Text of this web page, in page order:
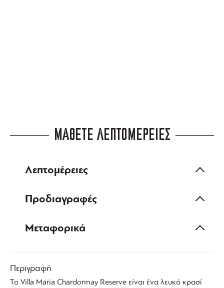
ΜΑΘΕΤΕ ΛΕΠΤΟΜΕΡΕΙΕΣ
Λεπτομέρειες
Προδιαγραφές
Μεταφορικά
Περιγραφή
Το Villa Maria Chardonnay Reserve είναι ένα λευκό κρασί